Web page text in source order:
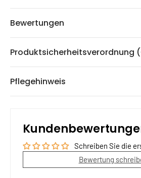
Bewertungen
Produktsicherheitsverordnung
Pflegehinweis
Schreiben Sie die
Bewertung